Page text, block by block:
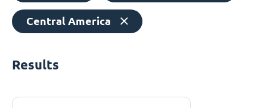
Central America
Results